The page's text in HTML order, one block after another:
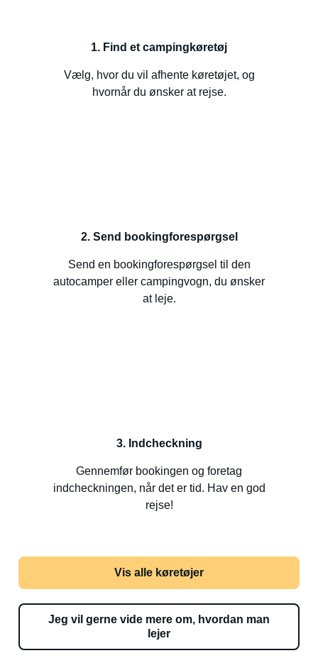
1. Find et campingkøretøj
Vælg, hvor du vil afhente køretøjet, og
hvornår du ønsker at rejse.
2. Send bookingforespørgsel
Send en bookingforespørgsel til den
autocamper eller campingvogn, du ønsker
at leje.
3. Indcheckning
Gennemfør bookingen og foretag
indcheckningen, når det er tid. Hav en god
rejse!
Vis alle køretøjer
Jeg vil gerne vide mere om, hvordan man
lejer